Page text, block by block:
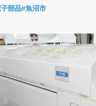
部品 魚沼市